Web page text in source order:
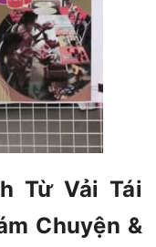
Từ Vải Tái
Chuyện &